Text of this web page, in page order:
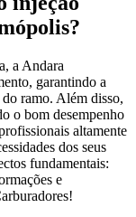
a Andara
garantindo a
ramo. Além disso,
o bom desempenho
altamente
dos seus
fundamentais:
e